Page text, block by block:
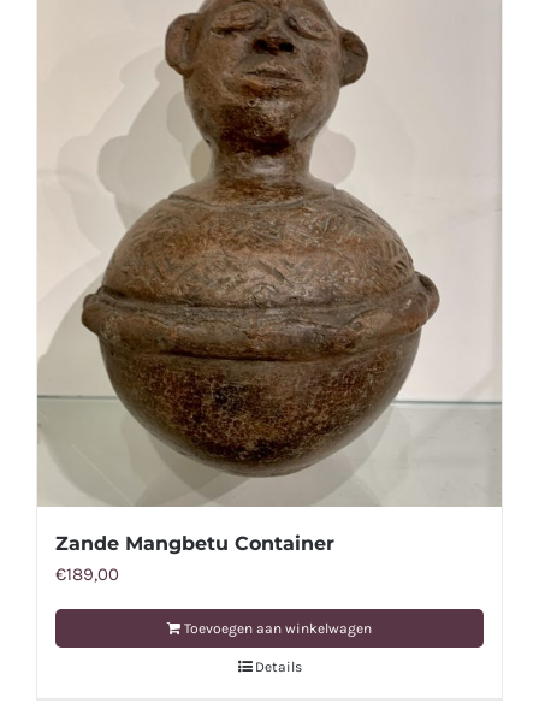
Zande Mangbetu Container
€189,00
Toevoegen aan winkelwagen
Details